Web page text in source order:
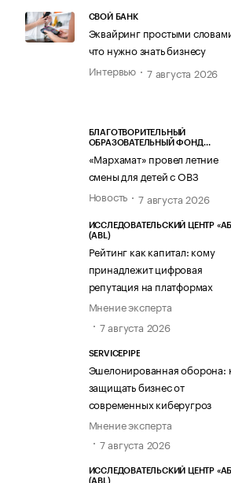
СВОЙ БАНК
Эквайринг простыми
что нужно знать бизнесу
Интервью
7 августа 2026
БЛАГОТВОРИТЕЛЬНЫЙ
ОБРАЗОВАТЕЛЬНЫЙ ФОНД
«Мархамат» провел летние
смены для детей с ОВЗ
Новость
7 августа 2026
ИССЛЕДОВАТЕЛЬСКИЙ ЦЕНТР
(ABL)
Рейтинг как капитал: кому
принадлежит цифровая
репутация на платформах
Мнение эксперта
7 августа 2026
SERVICEPIPE
Эшелонированная оборона:
защищать бизнес от
современных киберугроз
Мнение эксперта
7 августа 2026
ИССЛЕДОВАТЕЛЬСКИЙ ЦЕНТР
(ABL)